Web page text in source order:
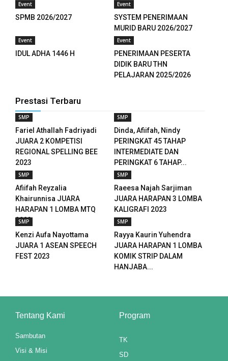
Event
SPMB 2026/2027
Event
SYSTEM PENERIMAAN
MURID BARU 2026/2027
Event
IDUL ADHA 1446 H
Event
PENERIMAAN PESERTA
DIDIK BARU THN
PELAJARAN 2025/2026
Prestasi Terbaru
SMP
Fariel Athallah Fadriyadi
JUARA 2 KOMPETISI
REGIONAL SPELLING BEE
2023
SMP
Dinda, Afiifah, Nindy
PERINGKAT 45 TAHAP
INTERMEDIATE DAN
PERINGKAT 6 TAHAP...
SMP
Afiifah Reyzalia
Khairunnisa JUARA
HARAPAN 1 LOMBA MTQ
2023
SMP
Raeesa Najah Sarjiman
JUARA HARAPAN 3 LOMBA
KALIGRAFI 2023
SMP
Kenzi Aufa Nayottama
JUARA 1 ASEAN SPEECH
FEST 2023
SMP
Rayya Kaurin Yuhendra
JUARA HARAPAN 1 LOMBA
KOMIK STRIP DALAM
HANJABA...
Tentang Kami
Sambutan
Visi & Misi
Program
TK
SD